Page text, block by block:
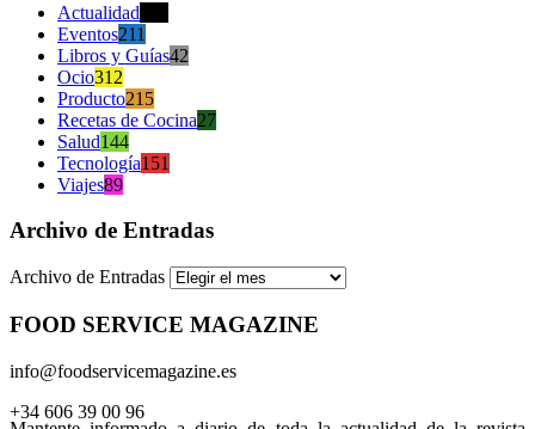
Actualidad
Eventos211
Libros y Guías42
Ocio312
Producto215
Recetas de Cocina27
Salud144
Tecnología151
Viajes89
Archivo de Entradas
Archivo de Entradas
FOOD SERVICE MAGAZINE
info@foodservicemagazine.es
+34 606 39 00 96